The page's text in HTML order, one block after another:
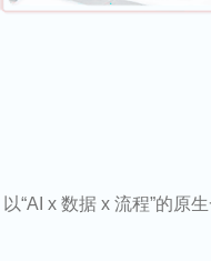
以“AI x 数据 x 流程”的原